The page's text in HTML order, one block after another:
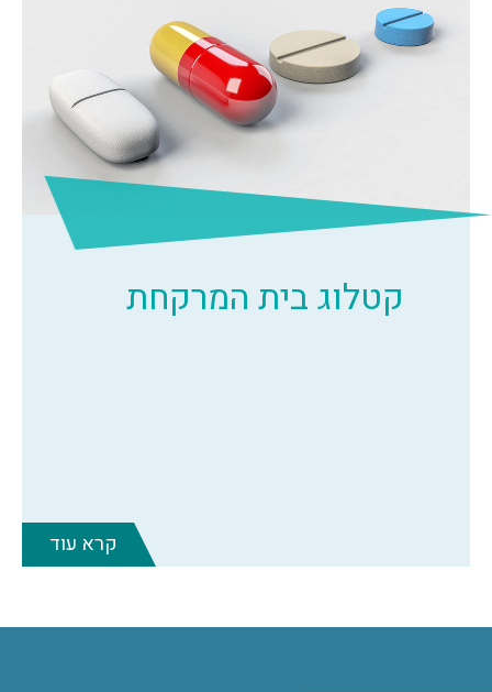
קטלוג בית המרקחת
קרא עוד